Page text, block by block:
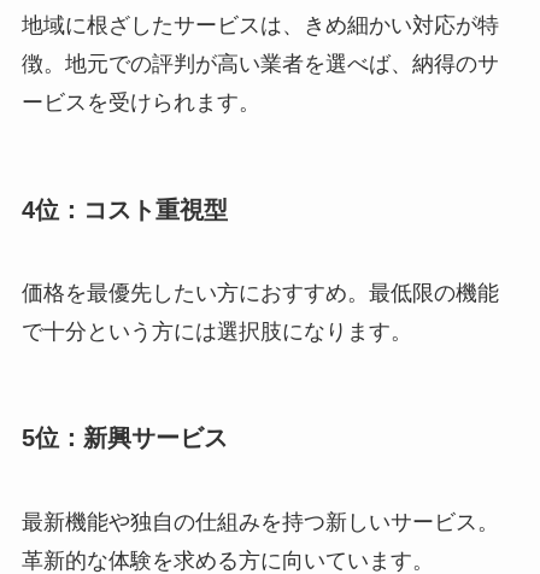
地域に根ざしたサービスは、きめ細かい対応が特
徴。地元での評判が高い業者を選べば、納得のサ
ービスを受けられます。
4位：コスト重視型
価格を最優先したい方におすすめ。最低限の機能
で十分という方には選択肢になります。
5位：新興サービス
最新機能や独自の仕組みを持つ新しいサービス。
革新的な体験を求める方に向いています。